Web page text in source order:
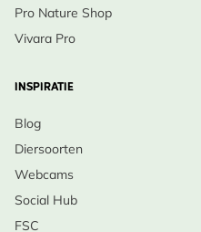
Pro Nature Shop
Vivara Pro
INSPIRATIE
Blog
Diersoorten
Webcams
Social Hub
FSC